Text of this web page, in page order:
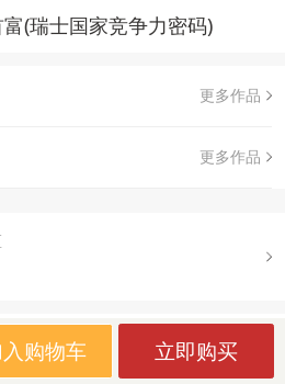
(瑞士国家竞争力密码)
更多作品
更多作品
入购物车 立即购买